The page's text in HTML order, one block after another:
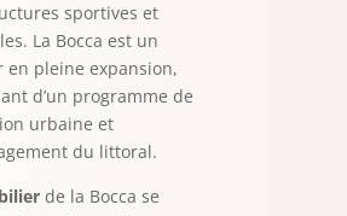
sportives et
La Bocca est un
en pleine expansion,
d’un programme de
urbaine et
du littoral.
de la Bocca se